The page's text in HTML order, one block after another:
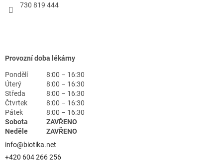
730 819 444
Provozní doba lékárny
Pondělí
8:00 – 16:30
Úterý
8:00 – 16:30
Středa
8:00 – 16:30
Čtvrtek
8:00 – 16:30
Pátek
8:00 – 16:30
Sobota
ZAVŘENO
Neděle
ZAVŘENO
info@biotika.net
+420 604 266 256